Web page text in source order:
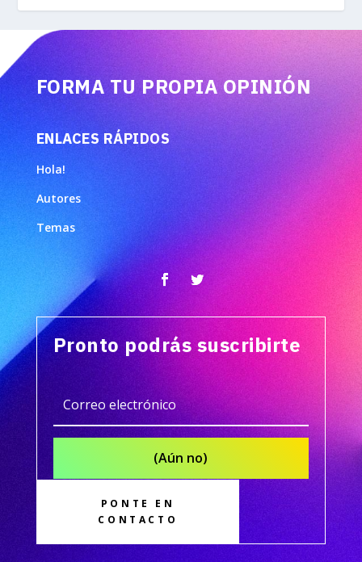
FORMA TU PROPIA OPINIÓN
ENLACES RÁPIDOS
Hola!
Autores
Temas
Pronto podrás suscribirte
(Aún no)
PONTE EN
CONTACTO